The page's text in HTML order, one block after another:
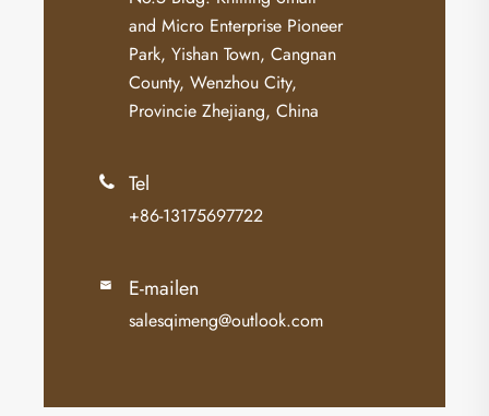
and Micro Enterprise Pioneer
Park, Yishan Town, Cangnan
County, Wenzhou City,
Provincie Zhejiang, China
 Tel
+86-13175697722
 E-mailen
salesqimeng@outlook.com